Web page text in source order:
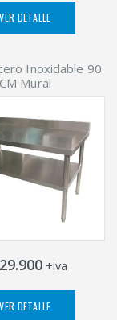
VER DETALLE
Inoxidable 90
CM Mural
+iva
VER DETALLE